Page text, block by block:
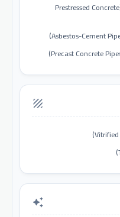
الأنابيب الخرسانية سابقة الإجهاد (Prestressed Concrete
texture
auto_awesome